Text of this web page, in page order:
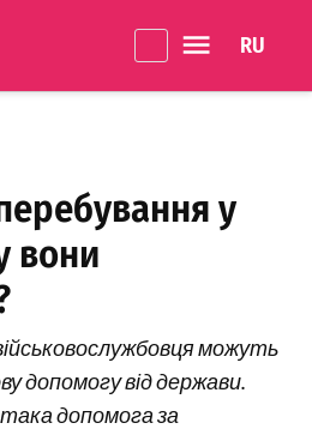
у
вони
можуть
допомогу від держави.
допомога за